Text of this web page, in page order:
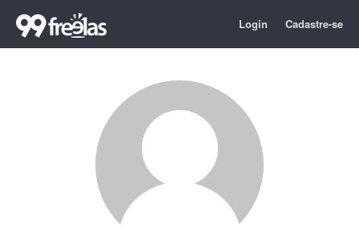
Login Cadastre-se